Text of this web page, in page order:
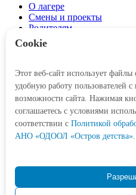
О лагере
Смены и проекты
Родителям
Детям
Личный кабинет
Корзина
Социальные сети
Контакты
+7 (3452) 77-21-47
Cookie
Этот веб-сайт использует файлы
удобную работу пользователей
возможности сайта. Нажимая
соглашаетесь с условиями
соответствии c Политикой
АНО «ОДООЛ «Остров детства».